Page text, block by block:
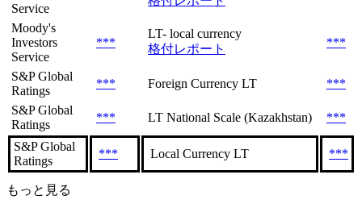
Service
Moody's
Investors
Service
***
LT- local currency
格付レポート
***
S&P Global
Ratings
*** Foreign Currency LT
***
S&P Global
Ratings
*** LT National Scale (Kazakhstan) ***
S&P Global
Ratings
*** Local Currency LT ***
もっと見る